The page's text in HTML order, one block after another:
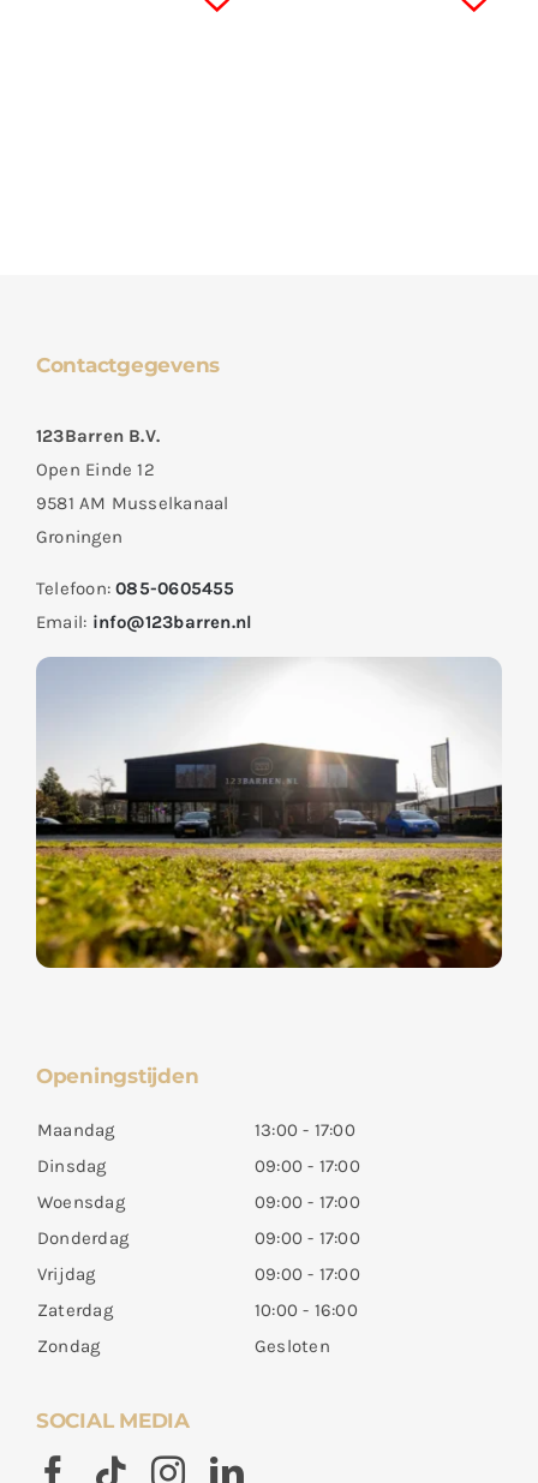
Contactgegevens
123Barren B.V.
Open Einde 12
9581 AM Musselkanaal
Groningen
Telefoon:085-0605455
Email: info@123barren.nl
Openingstijden
Maandag
13:00 - 17:00
Dinsdag
09:00 - 17:00
Woensdag
09:00 - 17:00
Donderdag
09:00 - 17:00
Vrijdag
09:00 - 17:00
Zaterdag
10:00 - 16:00
Zondag
Gesloten
SOCIAL MEDIA